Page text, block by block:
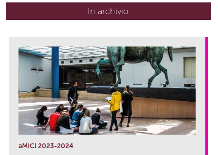
In archivio
aMICi 2023-2024